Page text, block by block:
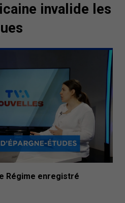
invalide les
Régime enregistré